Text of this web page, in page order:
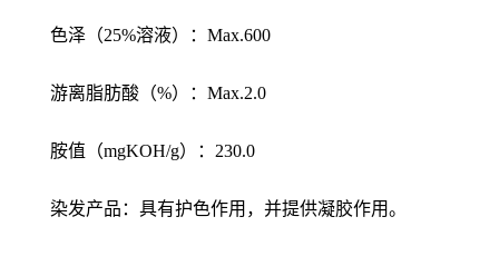
色泽（25%溶液）：Max.600
游离脂肪酸（%）：Max.2.0
胺值（mgKOH/g）：230.0
染发产品：具有护色作用，并提供凝胶作用。